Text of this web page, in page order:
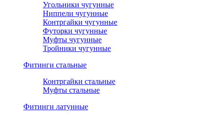
Угольники чугунные
Ниппели чугунные
Контргайки чугунные
Футорки чугунные
Муфты чугунные
Тройники чугунные
Фитинги стальные
Контргайки стальные
Муфты стальные
Фитинги латунные